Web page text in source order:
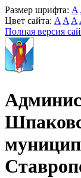
Размер шрифта: A
Цвет сайта: A A A
Полная версия